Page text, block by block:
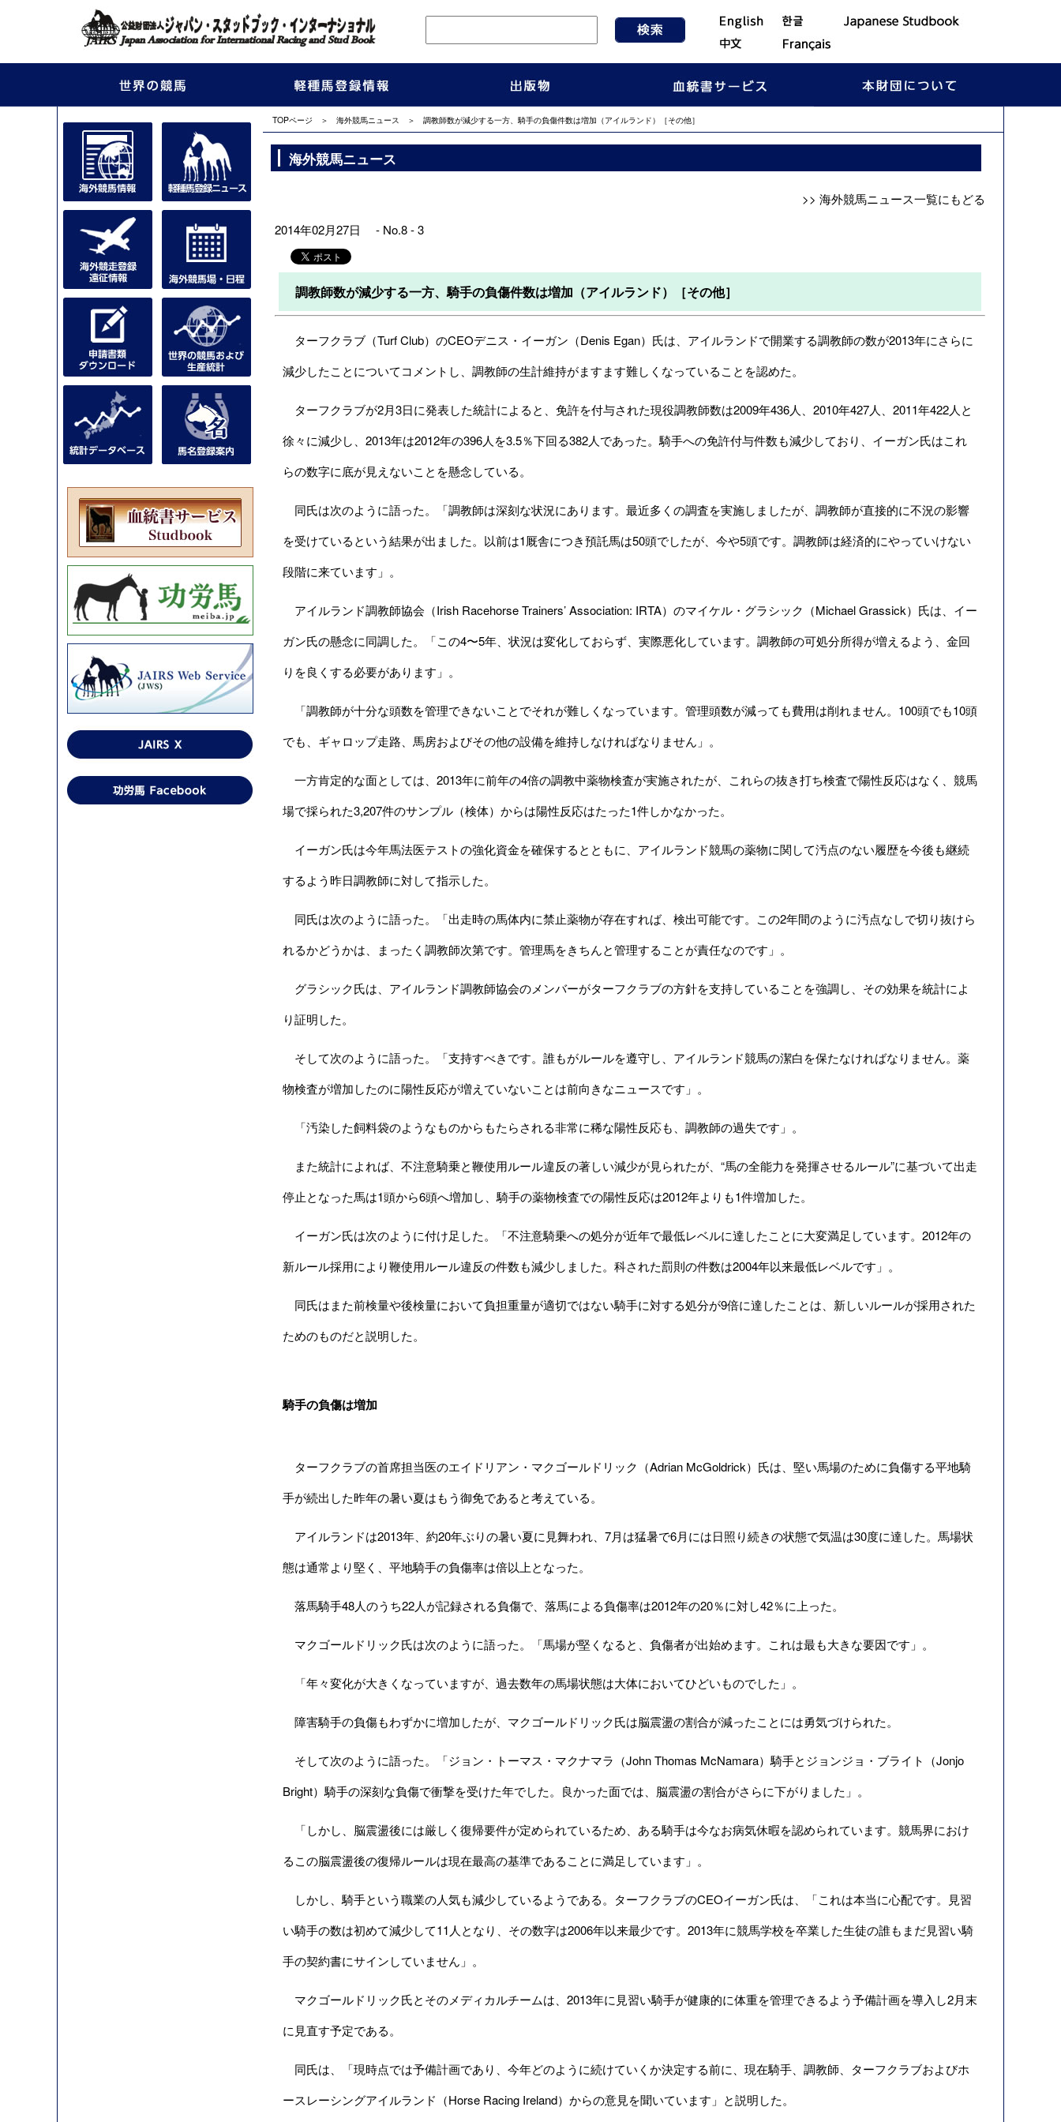
TOPページ ＞ 海外競馬ニュース ＞ 調教師数が減少する一方、騎手の負傷件数は増加（アイルランド）［その他］
海外競馬ニュース
>> 海外競馬ニュース一覧にもどる
2014年02月27日 - No.8 - 3
調教師数が減少する一方、騎手の負傷件数は増加（アイルランド）［その他］
ターフクラブ（Turf Club） のCEOデニス・イーガン（Denis Egan）氏は、アイルランドで開業する調教師の数が2013年にさらに
減少したことについてコメントし、調教師の生計維持がますます難しくなっていることを認めた。
ターフクラブが2月3日に発表した統計によると、免許を付与された現役調教師数は2009年436人、2010年427人、2011年422人と
徐々に減少し、2013年は2012年の396人を3.5％下回る382人であった。騎手への免許付与件数も減少しており、イーガン氏はこれ
らの数字に底が見えないことを懸念している。
同氏は次のように語った。「調教師は深刻な状況にあります。最近多くの調査を実施しましたが、調教師が直接的に不況の影響
を受けているという結果が出ました。以前は1厩舎につき預託馬は50頭でしたが、今や5頭です。調教師は経済的にやっていけない
段階に来ています」。
アイルランド調教師協会（Irish Racehorse Trainers’ Association: IRTA） のマイケル・グラシック（Michael Grassick）氏は、イー
ガン氏の懸念に同調した。「この4〜5年、状況は変化しておらず、実際悪化しています。調教師の可処分所得が増えるよう、金回
りを良くする必要があります」。
「調教師が十分な頭数を管理できないことでそれが難しくなっています。管理頭数が減っても費用は削れません。100頭でも10頭
でも、ギャロップ走路、馬房およびその他の設備を維持しなければなりません」。
一方肯定的な面としては、2013年に前年の4倍の調教中薬物検査が実施されたが、これらの抜き打ち検査で陽性反応はなく、競馬
場で採られた3,207件のサンプル（検体）からは陽性反応はたった1件しかなかった。
イーガン氏は今年馬法医テストの強化資金を確保するとともに、アイルランド競馬の薬物に関して汚点のない履歴を今後も継続
するよう昨日調教師に対して指示した。
同氏は次のように語った。「出走時の馬体内に禁止薬物が存在すれば、検出可能です。この2年間のように汚点なしで切り抜けら
れるかどうかは、まったく調教師次第です。管理馬をきちんと管理することが責任なのです」。
グラシック氏は、アイルランド調教師協会のメンバーがターフクラブの方針を支持していることを強調し、その効果を統計によ
り証明した。
そして次のように語った。「支持すべきです。誰もがルールを遵守し、アイルランド競馬の潔白を保たなければなりません。薬
物検査が増加したのに陽性反応が増えていないことは前向きなニュースです」。
「汚染した飼料袋のようなものからもたらされる非常に稀な陽性反応も、調教師の過失です」。
また統計によれば、不注意騎乗と鞭使用ルール違反の著しい減少が見られたが、“馬の全能力を発揮させるルール”に基づいて出走
停止となった馬は1頭から6頭へ増加し、騎手の薬物検査での陽性反応は2012年よりも1件増加した。
イーガン氏は次のように付け足した。「不注意騎乗への処分が近年で最低レベルに達したことに大変満足しています。2012年の
新ルール採用により鞭使用ルール違反の件数も減少しました。科された罰則の件数は2004年以来最低レベルです」。
同氏はまた前検量や後検量において負担重量が適切ではない騎手に対する処分が9倍に達したことは、新しいルールが採用された
ためのものだと説明した。
騎手の負傷は増加
ターフクラブの首席担当医のエイドリアン・マクゴールドリック（Adrian McGoldrick）氏は、堅い馬場のために負傷する平地騎
手が続出した昨年の暑い夏はもう御免であると考えている。
アイルランドは2013年、約20年ぶりの暑い夏に見舞われ、7月は猛暑で6月には日照り続きの状態で気温は30度に達した。馬場状
態は通常より堅く、平地騎手の負傷率は倍以上となった。
落馬騎手48人のうち22人が記録される負傷で、落馬による負傷率は2012年の20％に対し42％に上った。
マクゴールドリック氏は次のように語った。「馬場が堅くなると、負傷者が出始めます。これは最も大きな要因です」。
「年々変化が大きくなっていますが、過去数年の馬場状態は大体においてひどいものでした」。
障害騎手の負傷もわずかに増加したが、マクゴールドリック氏は脳震盪の割合が減ったことには勇気づけられた。
そして次のように語った。「ジョン・トーマス・マクナマラ（John Thomas McNamara）騎手とジョンジョ・ブライト（Jonjo
Bright）騎手の深刻な負傷で衝撃を受けた年でした。良かった面では、脳震盪の割合がさらに下がりました」。
「しかし、脳震盪後には厳しく復帰要件が定められているため、ある騎手は今なお病気休暇を認められています。競馬界におけ
るこの脳震盪後の復帰ルールは現在最高の基準であることに満足しています」。
しかし、騎手という職業の人気も減少しているようである。ターフクラブのCEOイーガン氏は、「これは本当に心配です。見習
い騎手の数は初めて減少して11人となり、その数字は2006年以来最少です。2013年に競馬学校を卒業した生徒の誰もまだ見習い騎
手の契約書にサインしていません」。
マクゴールドリック氏とそのメディカルチームは、2013年に見習い騎手が健康的に体重を管理できるよう予備計画を導入し2月末
に見直す予定である。
同氏は、「現時点では予備計画であり、今年どのように続けていくか決定する前に、現在騎手、調教師、ターフクラブおよびホ
ースレーシングアイルランド（Horse Racing Ireland） からの意見を聞いています」と説明した。